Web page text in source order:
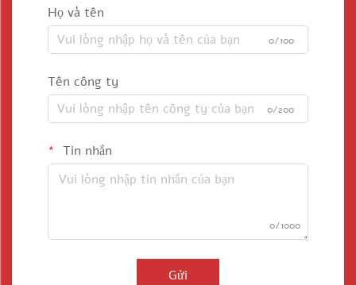
Họ và tên
0/100
Tên công ty
0/200
Tin nhắn
0/1000
Gửi